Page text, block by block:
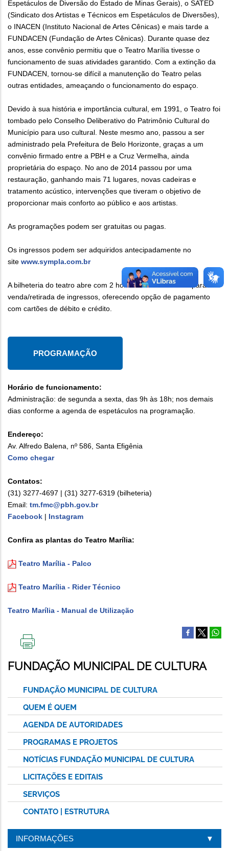
Espetáculos de Diversão do Estado de Minas Gerais), o SATED
(Sindicato dos Artistas e Técnicos em Espetáculos de Diversões),
o INACEN (Instituto Nacional de Artes Cênicas) e mais tarde a
FUNDACEN (Fundação de Artes Cênicas). Durante quase dez
anos, esse convênio permitiu que o Teatro Marília tivesse o
funcionamento de suas atividades garantido. Com a extinção da
FUNDACEN, tornou-se difícil a manutenção do Teatro pelas
outras entidades, ameaçando o funcionamento do espaço.
Devido à sua história e importância cultural, em 1991, o Teatro foi
tombado pelo Conselho Deliberativo do Patrimônio Cultural do
Município para uso cultural. Neste mesmo ano, passou a ser
administrado pela Prefeitura de Belo Horizonte, graças a um
convênio firmado entre a PBH e a Cruz Vermelha, ainda
proprietária do espaço. No ano de 2014 passou por uma
restauração, ganhando mais 71 lugares, novas cadeiras e
tratamento acústico, intervenções que tiveram o objetivo de
proporcionar mais conforto ao público e aos artistas.
As programações podem ser gratuitas ou pagas.
Os ingressos podem ser adquiridos antecipadamente no
site www.sympla.com.br
A bilheteria do teatro abre com 2 horas de antecedência para
venda/retirada de ingressos, oferecendo opção de pagamento
com cartões de débito e crédito.
PROGRAMAÇÃO
Horário de funcionamento:
Administração: de segunda a sexta, das 9h às 18h; nos demais
dias conforme a agenda de espetáculos na programação.
Endereço:
Av. Alfredo Balena, nº 586, Santa Efigênia
Como chegar
Contatos:
(31) 3277-4697 | (31) 3277-6319 (bilheteria)
Email: tm.fmc@pbh.gov.br
Facebook | Instagram
Confira as plantas do Teatro Marília:
Teatro Marília - Palco
Teatro Marília - Rider Técnico
Teatro Marília - Manual de Utilização
ESTA
PÁGINA
FUNDAÇÃO MUNICIPAL DE CULTURA
FUNDAÇÃO MUNICIPAL DE CULTURA
QUEM É QUEM
AGENDA DE AUTORIDADES
PROGRAMAS E PROJETOS
NOTÍCIAS FUNDAÇÃO MUNICIPAL DE CULTURA
LICITAÇÕES E EDITAIS
SERVIÇOS
CONTATO | ESTRUTURA
INFORMAÇÕES